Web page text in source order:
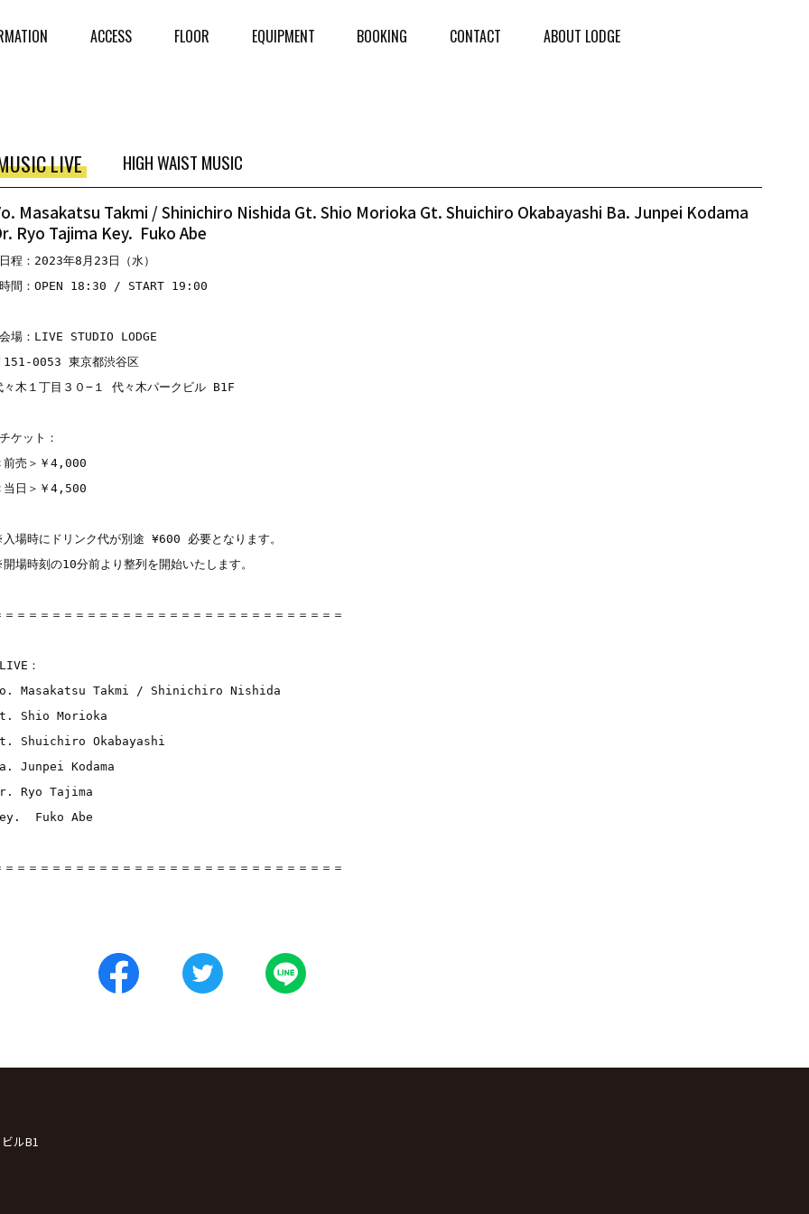
ACCESS FLOOR EQUIPMENT BOOKING CONTACT ABOUT LODGE
LIVE HIGH WAIST MUSIC
Masakatsu Takmi / Shinichiro Nishida Gt. Shio Morioka Gt. Shuichiro Okabayashi Ba. Junpei Kodama
Ryo Tajima Key. Fuko Abe
日程： 2023年8 月23 日（水）
時間：OPEN 18:30 / START 19:00
会場： LIVE STUDIO LODGE
151-0053 東京都渋谷区
々木１丁目３０− １ 代々木パークビル B1F
チケット：
前売＞￥4 ,000
当日＞￥4 ,500
入場時にドリンク代が別途 ¥600 必要となります。
開場時刻の10分前より整列を開始いたします。
＝＝＝＝＝＝＝＝＝＝＝＝＝＝＝＝＝＝＝＝＝＝＝＝＝＝＝＝＝
LIVE ：
Masakatsu Takmi / Shinichiro Nishida
Shio Morioka
Shuichiro Okabayashi
Junpei Kodama
Ryo Tajima
Fuko Abe
＝＝＝＝＝＝＝＝＝＝＝＝＝＝＝＝＝＝＝＝＝＝＝＝＝＝＝＝＝
ルB1